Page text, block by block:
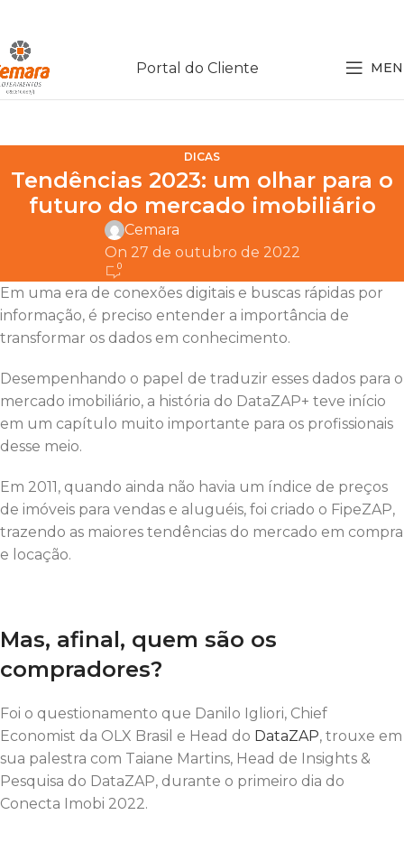
Portal do Cliente
DICAS
Tendências 2023: um olhar para o
futuro do mercado imobiliário
Cemara
On 27 de outubro de 2022
0
Em uma era de conexões digitais e buscas rápidas por
informação, é preciso entender a importância de
transformar os dados em conhecimento.
Desempenhando o papel de traduzir esses dados para o
mercado imobiliário, a história do DataZAP+ teve início
em um capítulo muito importante para os profissionais
desse meio.
Em 2011, quando ainda não havia um índice de preços
de imóveis para vendas e aluguéis, foi criado o FipeZAP,
trazendo as maiores tendências do mercado em compra
e locação.
Mas, afinal, quem são os
compradores?
Foi o questionamento que Danilo Igliori, Chief
Economist da OLX Brasil e Head do DataZAP, trouxe em
sua palestra com Taiane Martins, Head de Insights &
Pesquisa do DataZAP, durante o primeiro dia do
Conecta Imobi 2022.